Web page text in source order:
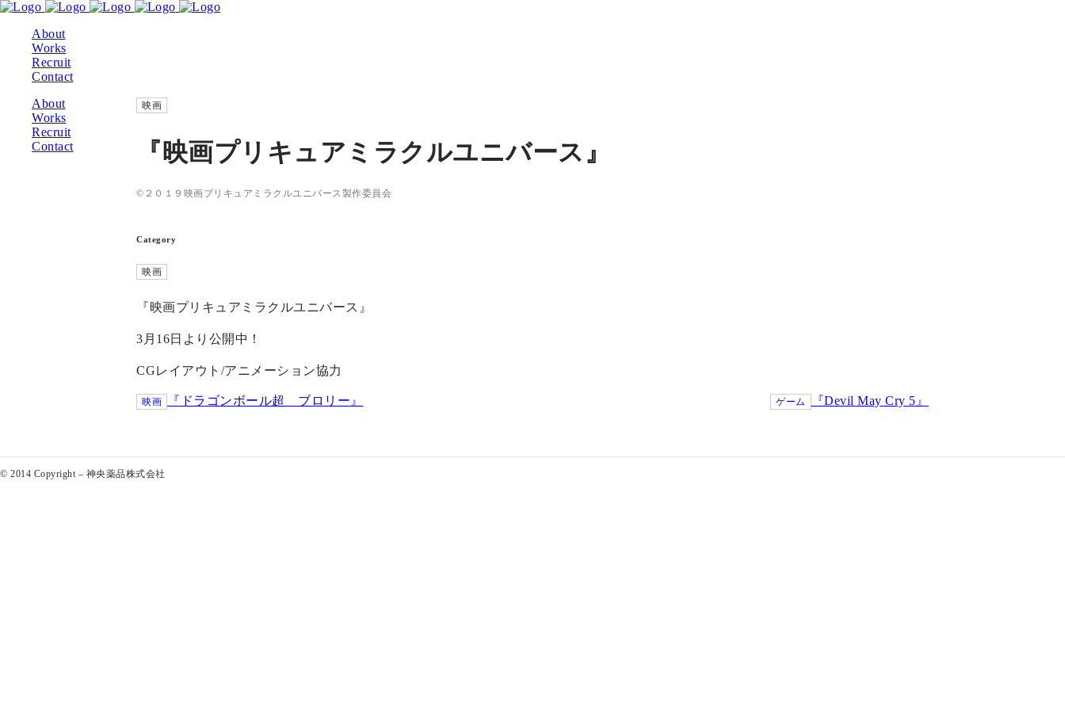
About
Works
Recruit
Contact
About
Works
Recruit
Contact
映画
『映画プリキュアミラクルユニバース』
©２０１９映画プリキュアミラクルユニバース製作委員会
Category
映画
『映画プリキュアミラクルユニバース』
3月16日より公開中！
CGレイアウト/アニメーション協力
映画 『ドラゴンボール超 ブロリー』 ゲーム 『Devil May Cry 5』
© 2014 Copyright – 神央薬品株式会社